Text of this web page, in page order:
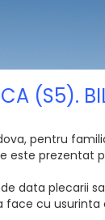
(S5).
pentru
este prezentat
data plecarii
face cu